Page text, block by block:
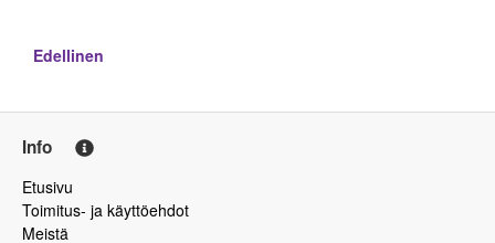
Edellinen
Info
Etusivu
Toimitus- ja käyttöehdot
Meistä